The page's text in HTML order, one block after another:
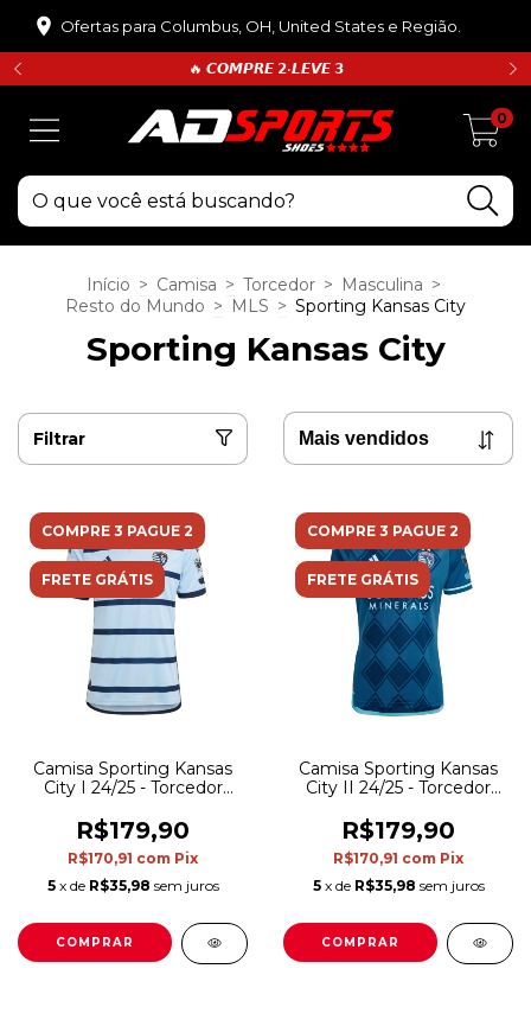
Ofertas para Columbus, OH, United States e Região.
🔥 𝘾𝙊𝙈𝙋𝙍𝙀 𝟮•𝙇𝙀𝙑𝙀 𝟯
0
Início > Camisa > Torcedor > Masculina >
Resto do Mundo > MLS > Sporting Kansas City
Sporting Kansas City
Filtrar
COMPRE 3 PAGUE 2
FRETE GRÁTIS
Camisa Sporting Kansas
City I 24/25 - Torcedor
R$179,90
R$170,91 com Pix
5 x de R$35,98 sem juros
COMPRAR
COMPRE 3 PAGUE 2
FRETE GRÁTIS
Camisa Sporting Kansas
City II 24/25 - Torcedor
R$179,90
R$170,91 com Pix
5 x de R$35,98 sem juros
COMPRAR